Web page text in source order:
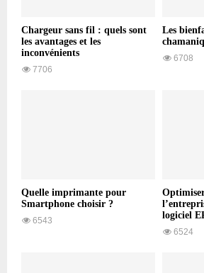
Chargeur sans fil : quels sont
les avantages et les
inconvénients
7706
Les
6708
Quelle imprimante pour
Smartphone choisir ?
6543
logiciel
6524